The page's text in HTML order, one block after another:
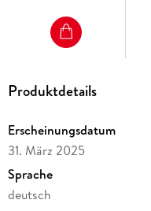
Produktdetails
Erscheinungsdatum
31. März 2025
Sprache
deutsch